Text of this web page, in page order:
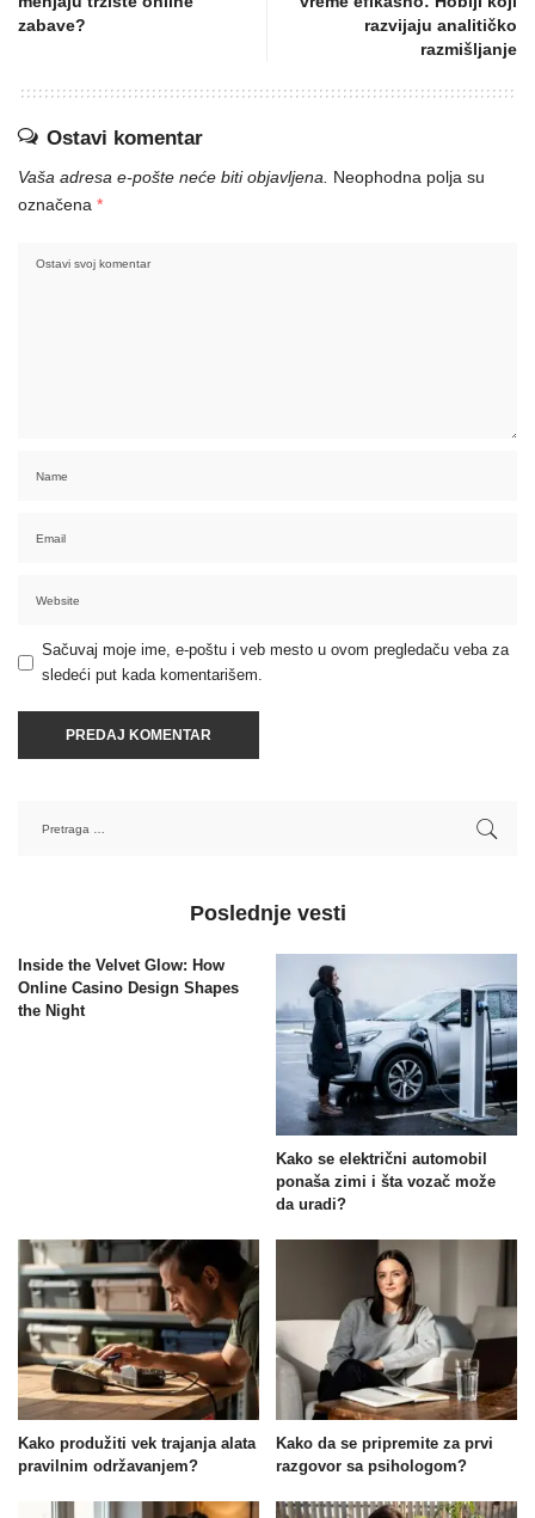
zabave?
razvijaju analitičko
razmišljanje
Ostavi komentar
Vaša adresa e-pošte neće biti objavljena. Neophodna polja su
označena *
Sačuvaj moje ime, e-poštu i veb mesto u ovom pregledaču veba za
sledeći put kada komentarišem.
Poslednje vesti
Inside the Velvet Glow: How
Online Casino Design Shapes
the Night
Kako se električni automobil
ponaša zimi i šta vozač može
da uradi?
Kako produžiti vek trajanja alata
pravilnim održavanjem?
Kako da se pripremite za prvi
razgovor sa psihologom?